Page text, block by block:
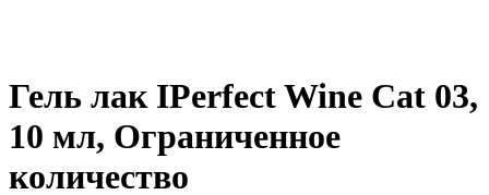
Гель лак IPerfect Wine Cat 03,
10 мл, Ограниченное
количество